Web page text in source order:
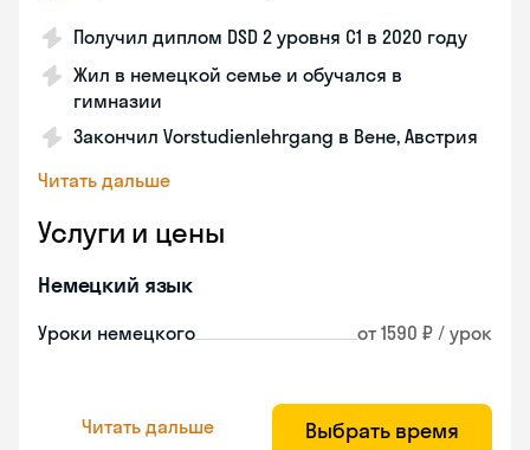
Получил диплом DSD 2 уровня С1 в 2020 году
Жил в немецкой семье и обучался в
гимназии
Закончил Vorstudienlehrgang в Вене, Австрия
Читать дальше
Услуги и цены
Немецкий язык
Уроки немецкого от 1590 ₽ / урок
Читать дальше Выбрать время